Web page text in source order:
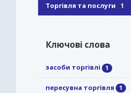
Торгівля та послуги 1
Ключові слова
засоби торгівлі 1
пересувна торгівля 1